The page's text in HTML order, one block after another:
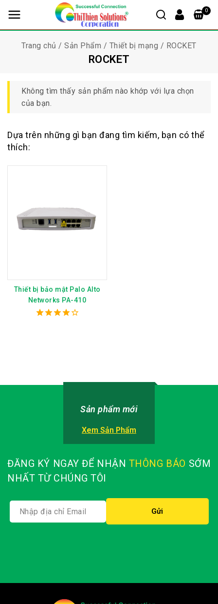
0
Trang chủ / Sản Phẩm / Thiết bị mạng / ROCKET
ROCKET
Không tìm thấy sản phẩm nào khớp với lựa chọn
của bạn.
Dựa trên những gì bạn đang tìm kiếm, bạn có thể
thích:
Thiết bị bảo mật Palo Alto
Networks PA-410
Sản phẩm mới
Xem Sản Phẩm
ĐĂNG KÝ NGAY ĐỂ NHẬN THÔNG BÁO SỚM
NHẤT TỪ CHÚNG TÔI